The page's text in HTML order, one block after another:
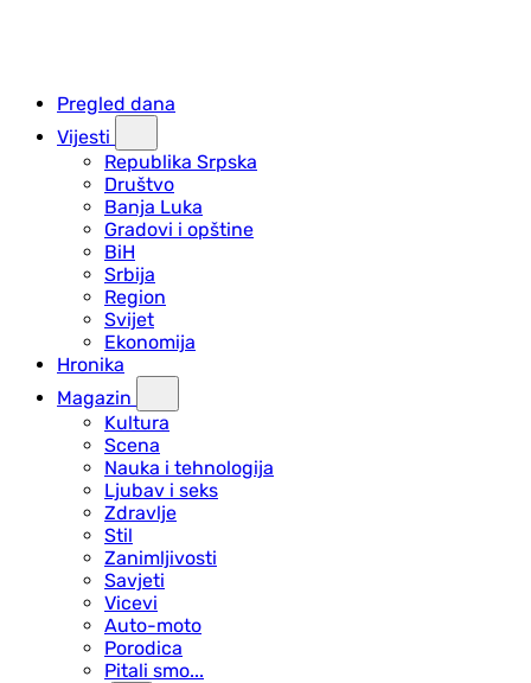
Pregled dana
Vijesti
Republika Srpska
Društvo
Banja Luka
Gradovi i opštine
BiH
Srbija
Region
Svijet
Ekonomija
Hronika
Magazin
Kultura
Scena
Nauka i tehnologija
Ljubav i seks
Zdravlje
Stil
Zanimljivosti
Savjeti
Vicevi
Auto-moto
Porodica
Pitali smo...